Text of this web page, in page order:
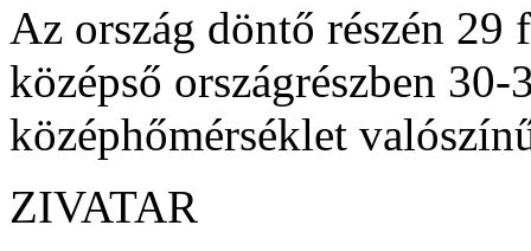
Az ország döntő részén
középső országrészben
középhőmérséklet
ZIVATAR